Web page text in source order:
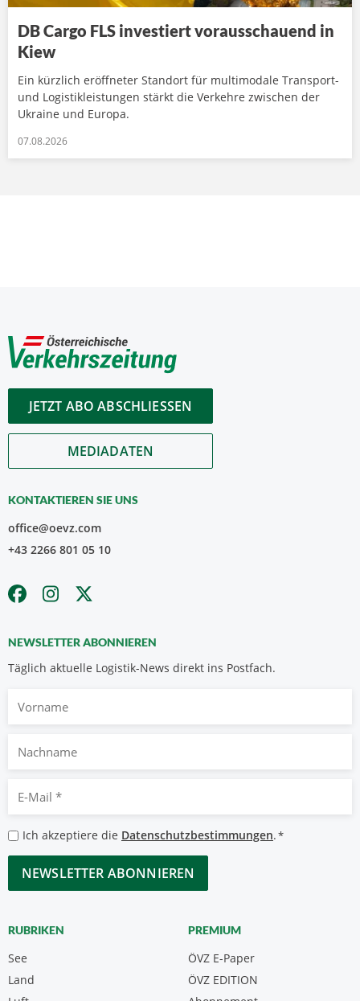
DB Cargo FLS investiert vorausschauend in
Kiew
Ein kürzlich eröffneter Standort für multimodale Transport-
und Logistikleistungen stärkt die Verkehre zwischen der
Ukraine und Europa.
07.08.2026
JETZT ABO ABSCHLIESSEN
MEDIADATEN
KONTAKTIEREN SIE UNS
office@oevz.com
+43 2266 801 05 10
NEWSLETTER ABONNIEREN
Täglich aktuelle Logistik-News direkt ins Postfach.
Nachname
Mail
*
Datenschutzbestimmungen
*
Ich akzeptiere die Datenschutzbestimmungen.*
CAPTCHA
RUBRIKEN
See
Land
PREMIUM
ÖVZ E-Paper
ÖVZ EDITION